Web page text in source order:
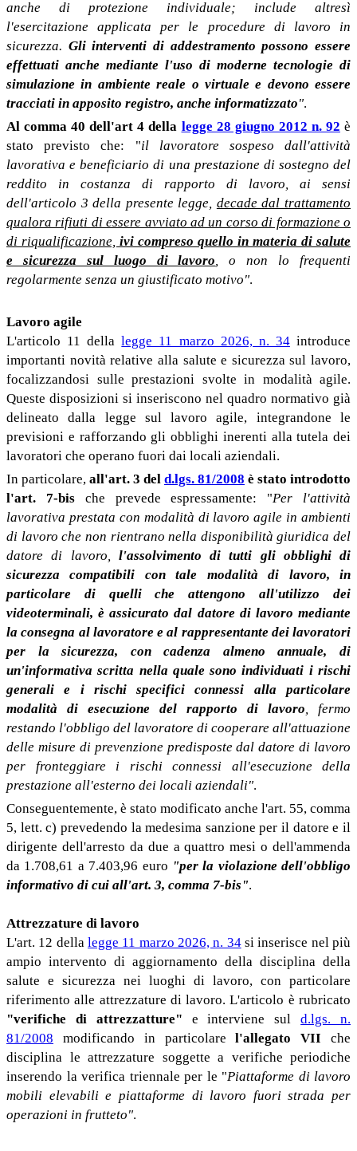
anche di protezione individuale; include altresì
l'esercitazione applicata per le procedure di lavoro in
sicurezza. Gli interventi di addestramento possono essere
effettuati anche mediante l'uso di moderne tecnologie di
simulazione in ambiente reale o virtuale e devono essere
tracciati in apposito registro, anche informatizzato".
Al comma 40 dell'art 4 della legge 28 giugno 2012 n. 92 è
stato previsto che: "il lavoratore sospeso dall'attività
lavorativa e beneficiario di una prestazione di sostegno del
reddito in costanza di rapporto di lavoro, ai sensi
dell'articolo 3 della presente legge, decade dal trattamento
qualora rifiuti di essere avviato ad un corso di formazione o
di riqualificazione, ivi compreso quello in materia di salute
e sicurezza sul luogo di lavoro , o non lo frequenti
regolarmente senza un giustificato motivo".
Lavoro agile
L'articolo 11 dellalegge 11 marzo 2026, n. 34introduce
importanti novità relative alla salute e sicurezza sul lavoro,
focalizzandosi sulle prestazioni svolte in modalità agile.
Queste disposizioni si inseriscono nel quadro normativo già
delineato dalla legge sul lavoro agile, integrandone le
previsioni e rafforzando gli obblighi inerenti alla tutela dei
lavoratori che operano fuori dai locali aziendali.
In particolare, all'art. 3 del d.lgs. 81/2008 è stato introdotto
l'art. 7-bische prevede espressamente: "Per l'attività
lavorativa prestata con modalità di lavoro agile in ambienti
di lavoro che non rientrano nella disponibilità giuridica del
datore di lavoro, l'assolvimento di tutti gli obblighi di
sicurezza compatibili con tale modalità di lavoro, in
particolare di quelli che attengono all'utilizzo dei
videoterminali, è assicurato dal datore di lavoro mediante
la consegna al lavoratore e al rappresentante dei lavoratori
per la sicurezza, con cadenza almeno annuale, di
un'informativa scritta nella quale sono individuati i rischi
generali e i rischi specifici connessi alla particolare
modalità di esecuzione del rapporto di lavoro , fermo
restando l'obbligo del lavoratore di cooperare all'attuazione
delle misure di prevenzione predisposte dal datore di lavoro
per fronteggiare i rischi connessi all'esecuzione della
prestazione all'esterno dei locali aziendali".
Conseguentemente, è stato modificato anche l'art. 55, comma
5, lett. c) prevedendo la medesima sanzione per il datore e il
dirigente dell'arresto da due a quattro mesi o dell'ammenda
da 1.708,61 a 7.403,96 euro "per la violazione dell'obbligo
informativo di cui all'art. 3, comma 7-bis".
Attrezzature di lavoro
L'art. 12 della legge 11 marzo 2026, n. 34si inserisce nel più
ampio intervento di aggiornamento della disciplina della
salute e sicurezza nei luoghi di lavoro, con particolare
riferimento alle attrezzature di lavoro. L'articolo è rubricato
"verifiche di attrezzatture" e interviene suld.lgs. n.
81/2008 modificando in particolarel'allegato VII che
disciplina le attrezzature soggette a verifiche periodiche
inserendo la verifica triennale per le "Piattaforme di lavoro
mobili elevabili e piattaforme di lavoro fuori strada per
operazioni in frutteto".